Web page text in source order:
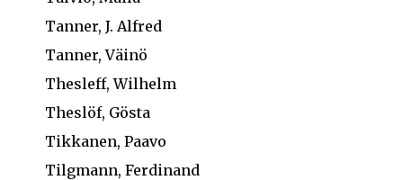
Tanner, J. Alfred
Tanner, Väinö
Thesleff, Wilhelm
Theslöf, Gösta
Tikkanen, Paavo
Tilgmann, Ferdinand